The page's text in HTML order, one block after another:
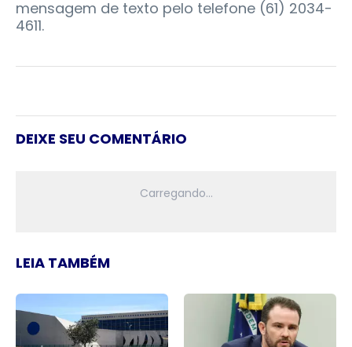
mensagem de texto pelo telefone (61) 2034-
4611.
DEIXE SEU COMENTÁRIO
LEIA TAMBÉM